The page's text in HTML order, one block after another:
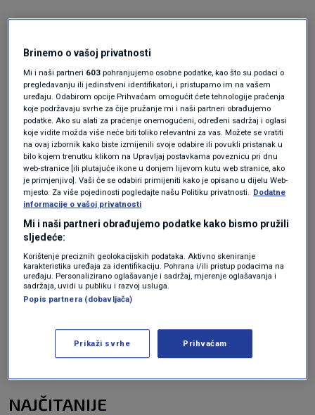
Oglas
Oglas
NAJČITANIJE
Brinemo o vašoj privatnosti
Mi i naši partneri 603 pohranjujemo osobne podatke, kao što su podaci o
pregledavanju ili jedinstveni identifikatori, i pristupamo im na vašem
uređaju. Odabirom opcije Prihvaćam omogućit ćete tehnologije praćenja
koje podržavaju svrhe za čije pružanje mi i naši partneri obrađujemo
podatke. Ako su alati za praćenje onemogućeni, određeni sadržaj i oglasi
koje vidite možda više neće biti toliko relevantni za vas. Možete se vratiti
na ovaj izbornik kako biste izmijenili svoje odabire ili povukli pristanak u
bilo kojem trenutku klikom na Upravljaj postavkama poveznicu pri dnu
web-stranice [ili plutajuće ikone u donjem lijevom kutu web stranice, ako
je primjenjivo]. Vaši će se odabiri primijeniti kako je opisano u dijelu Web-
mjesto. Za više pojedinosti pogledajte našu Politiku privatnosti.
Dodatne
informacije o vašoj privatnosti
Mi i naši partneri obrađujemo podatke kako bismo pružili
sljedeće:
Korištenje preciznih geolokacijskih podataka. Aktivno skeniranje
karakteristika uređaja za identifikaciju. Pohrana i/ili pristup podacima na
uređaju. Personalizirano oglašavanje i sadržaj, mjerenje oglašavanja i
sadržaja, uvidi u publiku i razvoj usluga.
Popis partnera (dobavljača)
Prikaži svrhe Prihvaćam